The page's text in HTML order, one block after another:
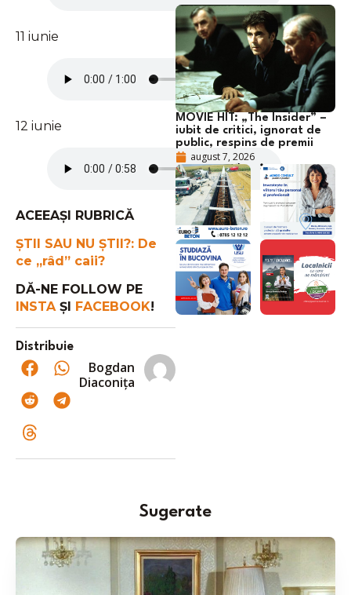
11 iunie
12 iunie
ACEEAȘI RUBRICĂ
ȘTII SAU NU ȘTII?: De
ce „râd” caii?
DĂ-NE FOLLOW PE
INSTA ȘI FACEBOOK!
Distribuie
Bogdan
Diaconița
MOVIE HIT: „The Insider” –
iubit de critici, ignorat de
public, respins de premii
august 7, 2026
Sugerate